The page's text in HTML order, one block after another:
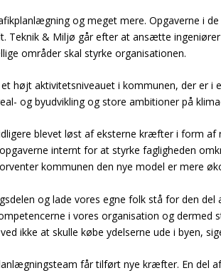
og meget mere. Opgaverne i
Teknik & Miljø går efter at ansætte
områder skal styrke organisationen.
højt aktivitetsniveauet i kommunen, der er i
og byudvikling og store ambitioner på
blevet løst af eksterne kræfter i form
internt for at styrke fagligheden
kommunen den nye model er mere
og lade vores egne folk stå for den
i vores organisation og dermed
ikke at skulle købe ydelserne ude i byen,
får tilført nye kræfter. En del